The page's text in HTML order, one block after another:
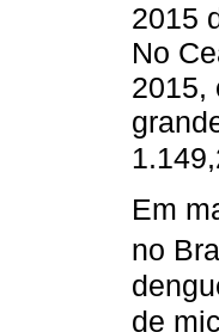
2015
No
2015,
Em
no
de